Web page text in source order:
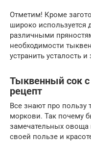
Отметим! Кроме
широко используется
различными
необходимости
устранить усталость и
Тыквенный сок
рецепт
Все знают про пользу
моркови. Так почему
замечательных овоща
своей пользе и